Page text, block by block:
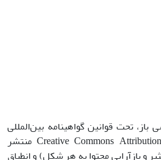
تحت قوانین گواهینامه بین‌المللی
Creative Commons Attribution 4.0 International License منتشر
و بازآرایی محتوا به هر شکل) و انطباق